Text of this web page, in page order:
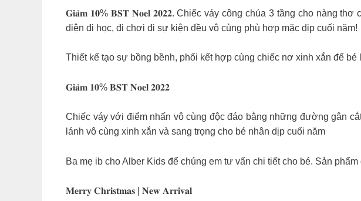
𝐆𝐢𝐚̉𝐦 𝟏𝟎% 𝐁𝐒𝐓 𝐍𝐨𝐞𝐥 𝟐𝟎𝟐𝟐. Chiếc váy công chúa 3 tầng cho nàng
diện đi học, đi chơi đi sự kiện đều vô cùng phù hợp mặc dịp cuối năm!
Thiết kế tạo sự bồng bềnh, phối kết hợp cùng chiếc nơ xinh xắn để
𝐆𝐢𝐚̉𝐦 𝟏𝟎% 𝐁𝐒𝐓 𝐍𝐨𝐞𝐥 𝟐𝟎𝟐𝟐
Chiếc váy với điểm nhấn vô cùng độc đáo bằng những đường gân
lánh vô cùng xinh xắn và sang trọng cho bé nhân dịp cuối năm
Ba mẹ ib cho Alber Kids để chúng em tư vấn chi tiết cho bé. Sản
𝐌𝐞𝐫𝐫𝐲 𝐂𝐡𝐫𝐢𝐬𝐭𝐦𝐚𝐬 | 𝐍𝐞𝐰 𝐀𝐫𝐫𝐢𝐯𝐚𝐥